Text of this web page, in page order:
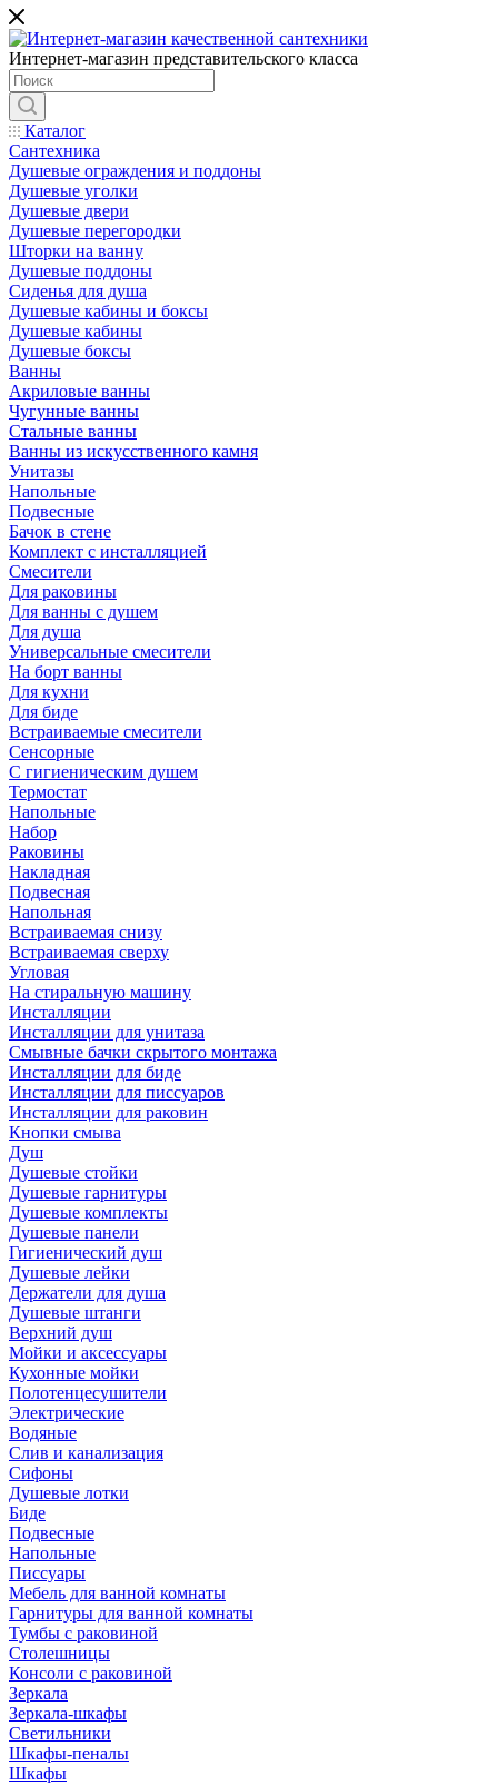
Интернет-магазин представительского класса
Каталог
Сантехника
Душевые ограждения и поддоны
Душевые уголки
Душевые двери
Душевые перегородки
Шторки на ванну
Душевые поддоны
Сиденья для душа
Душевые кабины и боксы
Душевые кабины
Душевые боксы
Ванны
Акриловые ванны
Чугунные ванны
Стальные ванны
Ванны из искусственного камня
Унитазы
Напольные
Подвесные
Бачок в стене
Комплект с инсталляцией
Смесители
Для раковины
Для ванны с душем
Для душа
Универсальные смесители
На борт ванны
Для кухни
Для биде
Встраиваемые смесители
Сенсорные
С гигиеническим душем
Термостат
Напольные
Набор
Раковины
Накладная
Подвесная
Напольная
Встраиваемая снизу
Встраиваемая сверху
Угловая
На стиральную машину
Инсталляции
Инсталляции для унитаза
Смывные бачки скрытого монтажа
Инсталляции для биде
Инсталляции для писсуаров
Инсталляции для раковин
Кнопки смыва
Душ
Душевые стойки
Душевые гарнитуры
Душевые комплекты
Душевые панели
Гигиенический душ
Душевые лейки
Держатели для душа
Душевые штанги
Верхний душ
Мойки и аксессуары
Кухонные мойки
Полотенцесушители
Электрические
Водяные
Слив и канализация
Сифоны
Душевые лотки
Биде
Подвесные
Напольные
Писсуары
Мебель для ванной комнаты
Гарнитуры для ванной комнаты
Тумбы с раковиной
Столешницы
Консоли с раковиной
Зеркала
Зеркала-шкафы
Светильники
Шкафы-пеналы
Шкафы